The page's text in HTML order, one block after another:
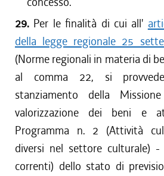
29. Per le finalità di cui all'
della legge regionale 25
(Norme regionali in materia di
al comma 22, si
stanziamento della
valorizzazione dei beni e
Programma n. 2 (Attività
diversi nel settore culturale)
correnti) dello stato di